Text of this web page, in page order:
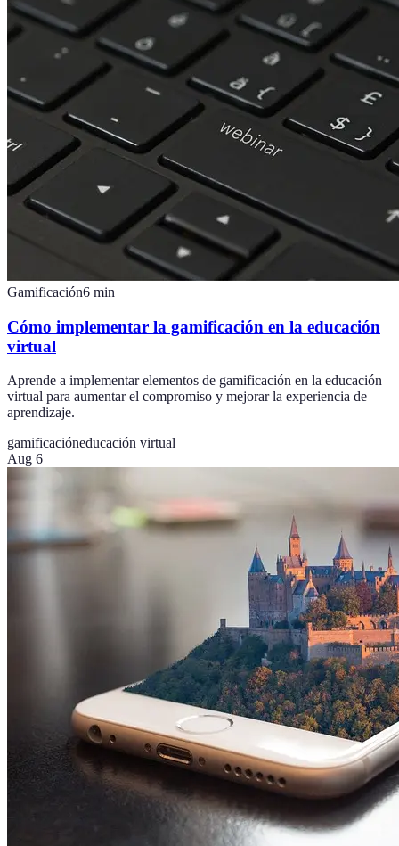
Gamificación6 min
Cómo implementar la gamificación en la educación
virtual
Aprende a implementar elementos de gamificación en la educación
virtual para aumentar el compromiso y mejorar la experiencia de
aprendizaje.
gamificacióneducación virtual
Aug 6